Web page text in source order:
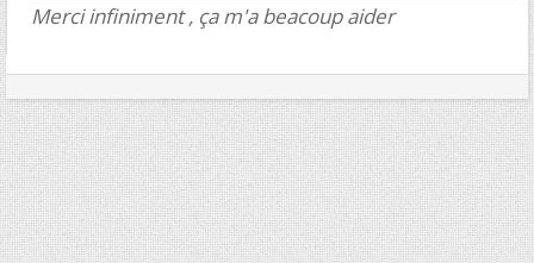
Merci infiniment , ça m'a beacoup aider